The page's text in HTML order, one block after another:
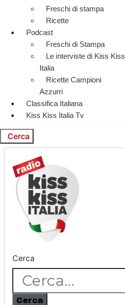
Freschi di stampa
Ricette
Podcast
Freschi di Stampa
Le interviste di Kiss Kiss
Italia
Ricette Campioni
Azzurri
Classifica Italiana
Kiss Kiss Italia Tv
Cerca
Cerca
Cerca